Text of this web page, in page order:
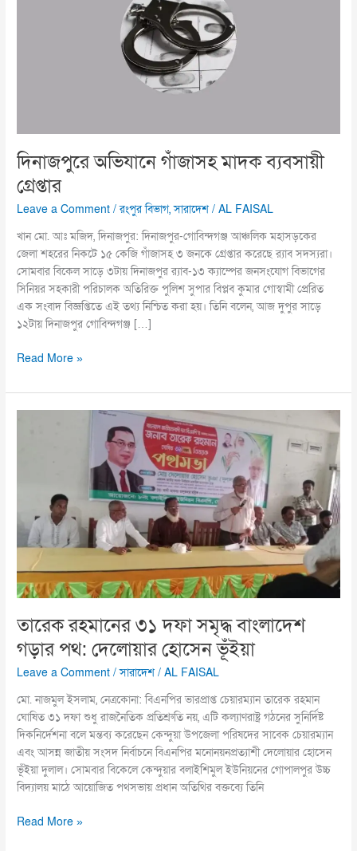
দিনাজপুরে অভিযানে গাঁজাসহ মাদক ব্যবসায়ী
গ্রেপ্তার
Leave a Comment /রংপুর বিভাগ,সারাদেশ /AL FAISAL
খান মো. আঃ মজিদ, দিনাজপুর: দিনাজপুর-গোবিন্দগঞ্জ আঞ্চলিক মহাসড়কের
জেলা শহরের নিকটে ১৫ কেজি গাঁজাসহ ৩ জনকে গ্রেপ্তার করেছে র‌্যাব সদস্যরা।
সোমবার বিকেল সাড়ে ৩টায় দিনাজপুর র‌্যাব-১৩ ক্যাম্পের জনসংযোগ বিভাগের
সিনিয়র সহকারী পরিচালক অতিরিক্ত পুলিশ সুপার বিপ্লব কুমার গোস্বামী প্রেরিত
এক সংবাদ বিজ্ঞপ্তিতে এই তথ্য নিশ্চিত করা হয়। তিনি বলেন, আজ দুপুর সাড়ে
১২টায় দিনাজপুর গোবিন্দগঞ্জ […]
Read More »
তারেক রহমানের ৩১ দফা সমৃদ্ধ বাংলাদেশ
গড়ার পথ: দেলোয়ার হোসেন ভূঁইয়া
Leave a Comment /সারাদেশ /AL FAISAL
মো. নাজমুল ইসলাম, নেত্রকোনা: বিএনপির ভারপ্রাপ্ত চেয়ারম্যান তারেক রহমান
ঘোষিত ৩১ দফা শুধু রাজনৈতিক প্রতিশ্রুতি নয়, এটি কল্যাণরাষ্ট্র গঠনের সুনির্দিষ্ট
দিকনির্দেশনা বলে মন্তব্য করেছেন কেন্দুয়া উপজেলা পরিষদের সাবেক চেয়ারম্যান
এবং আসন্ন জাতীয় সংসদ নির্বাচনে বিএনপির মনোনয়নপ্রত্যাশী দেলোয়ার হোসেন
ভূঁইয়া দুলাল। সোমবার বিকেলে কেন্দুয়ার বলাইশিমুল ইউনিয়নের গোপালপুর উচ্চ
বিদ্যালয় মাঠে আয়োজিত পথসভায় প্রধান অতিথির বক্তব্যে তিনি
বাংলাদেশ
গড়ার
পথ:
দেলোয়ার
হোসেন
ভূঁইয়া
Read More »